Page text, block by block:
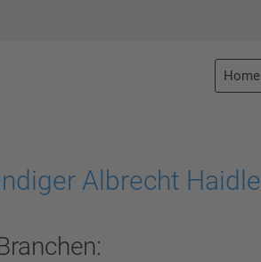
Home
Albrecht Haidle